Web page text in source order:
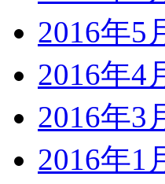
2016年5
2016年4
2016年3
2016年1